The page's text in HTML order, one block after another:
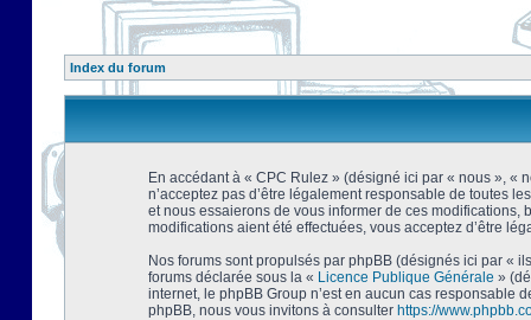
Index du forum
En accédant à « CPC Rulez » (désigné ici par « nous », «
n’acceptez pas d’être légalement responsable de toutes
et nous essaierons de vous informer de ces
modifications aient été effectuées, vous acceptez d’être
Nos forums sont propulsés par phpBB (désignés ici par «
forums déclarée sous la « Licence Publique Générale »
internet, le phpBB Group n’est en aucun cas responsable
phpBB, nous vous invitons à consulter https://